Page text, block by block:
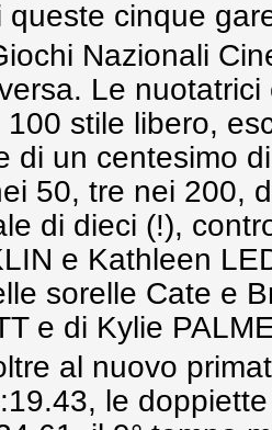
queste cinque
Nazionali
Le
100 stile libero,
di un centesimo
50, tre nei 200,
di dieci (!),
e Kathleen
sorelle Cate e
e di Kylie
al nuovo
le